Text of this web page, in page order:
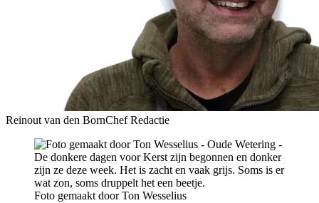
Reinout van den BornChef Redactie
Foto gemaakt door Ton Wesselius